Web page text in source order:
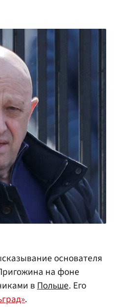
основателя
на фоне
вПольше. Его
.